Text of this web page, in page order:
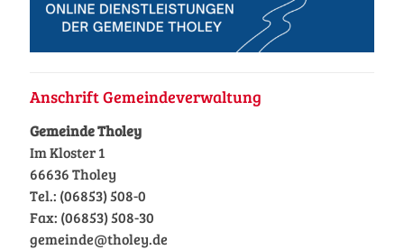
Anschrift Gemeindeverwaltung
Gemeinde Tholey
Im Kloster 1
66636 Tholey
Tel.: (06853) 508-0
Fax: (06853) 508-30
gemeinde@tholey.de